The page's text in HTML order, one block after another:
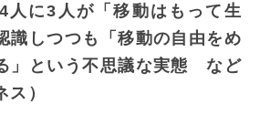
人に3人が「移動はもって生
識しつつも「移動の自由をめ
」という不思議な実態 など
）